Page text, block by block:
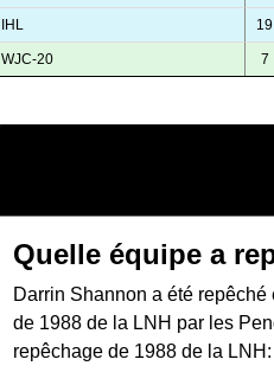
IHL 19
WJC-20 7
Quelle équipe a
Darrin Shannon a été
de 1988 de la LNH par les
repêchage de 1988 de la LNH: